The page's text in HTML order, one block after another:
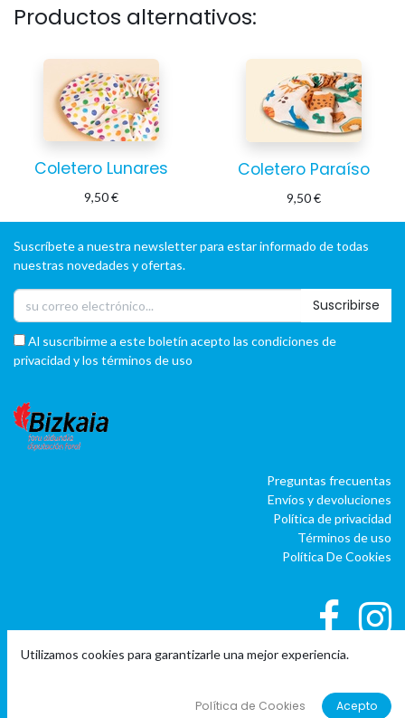
Productos alternativos:
Coletero Lunares
9,50€
Coletero Paraíso
9,50€
Suscríbete a nuestra newsletter para estar informado de todas
nuestras novedades y ofertas.
Suscribirse
Al suscribirme a este boletín acepto las condiciones de
privacidad y los términos de uso
Preguntas frecuentas
Envíos y devoluciones
Política de privacidad
Términos de uso
Política De Cookies
- El #1ERP software para autónomos,
Utilizamos cookies para garantizarle una mejor experiencia.
Política de Cookies Acepto